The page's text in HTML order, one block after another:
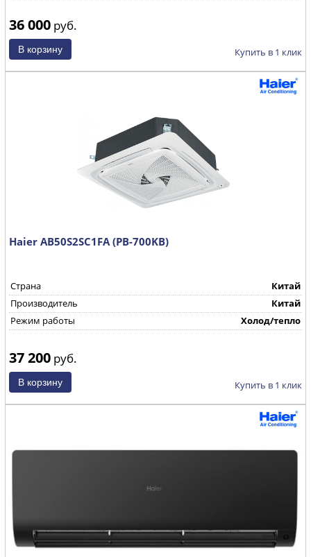
36 000 руб.
Купить в 1 клик
Haier AB50S2SC1FA (PB-700KB)
Страна
Китай
Производитель
Китай
Режим работы
Холод/тепло
37 200 руб.
Купить в 1 клик